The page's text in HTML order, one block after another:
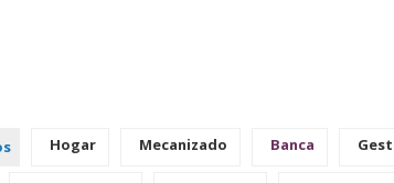
Hogar Mecanizado Banca